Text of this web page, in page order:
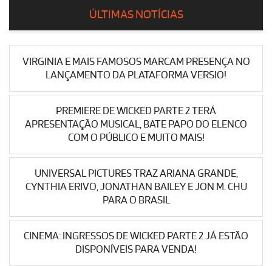
ÚLTIMAS NOTÍCIAS
VIRGINIA E MAIS FAMOSOS MARCAM PRESENÇA NO
LANÇAMENTO DA PLATAFORMA VERSIO!
PREMIERE DE WICKED PARTE 2 TERÁ
APRESENTAÇÃO MUSICAL, BATE PAPO DO ELENCO
COM O PÚBLICO E MUITO MAIS!
UNIVERSAL PICTURES TRAZ ARIANA GRANDE,
CYNTHIA ERIVO, JONATHAN BAILEY E JON M. CHU
PARA O BRASIL
CINEMA: INGRESSOS DE WICKED PARTE 2 JÁ ESTÃO
DISPONÍVEIS PARA VENDA!